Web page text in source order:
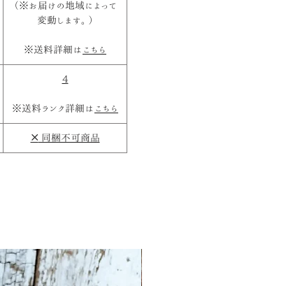
（※お届けの地域によって
変動します。）
※送料詳細は こちら
4
※送料ランク詳細は こちら
× 同梱不可商品